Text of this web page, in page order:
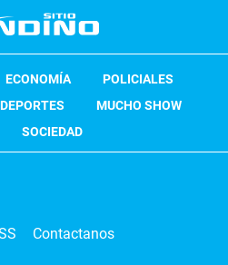
ECONOMÍA
POLICIALES
DEPORTES
MUCHO SHOW
SOCIEDAD
Contactanos